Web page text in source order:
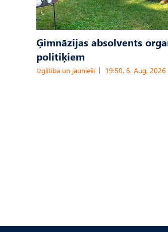
Ģimnāzijas absolvents
politiķiem
Izglītība un jaunieši 19:50, 6. Aug, 2026